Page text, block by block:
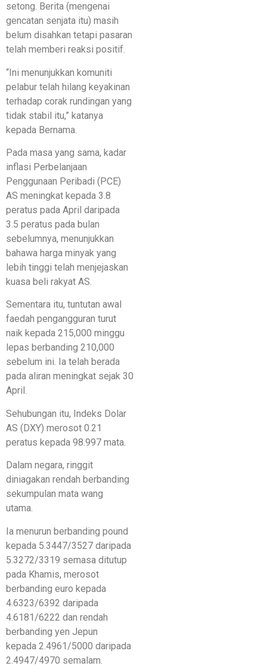
setong. Berita (mengenai
gencatan senjata itu) masih
belum disahkan tetapi pasaran
telah memberi reaksi positif.
“Ini menunjukkan komuniti
pelabur telah hilang keyakinan
terhadap corak rundingan yang
tidak stabil itu,” katanya
kepada Bernama.
Pada masa yang sama, kadar
inflasi Perbelanjaan
Penggunaan Peribadi (PCE)
AS meningkat kepada 3.8
peratus pada April daripada
3.5 peratus pada bulan
sebelumnya, menunjukkan
bahawa harga minyak yang
lebih tinggi telah menjejaskan
kuasa beli rakyat AS.
Sementara itu, tuntutan awal
faedah pengangguran turut
naik kepada 215,000 minggu
lepas berbanding 210,000
sebelum ini. Ia telah berada
pada aliran meningkat sejak 30
April.
Sehubungan itu, Indeks Dolar
AS (DXY) merosot 0.21
peratus kepada 98.997 mata.
Dalam negara, ringgit
diniagakan rendah berbanding
sekumpulan mata wang
utama.
Ia menurun berbanding pound
kepada 5.3447/3527 daripada
5.3272/3319 semasa ditutup
pada Khamis, merosot
berbanding euro kepada
4.6323/6392 daripada
4.6181/6222 dan rendah
berbanding yen Jepun
kepada 2.4961/5000 daripada
2.4947/4970 semalam.